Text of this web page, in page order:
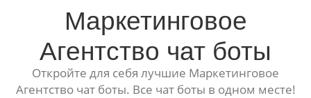
Маркетинговое
Агентство чат боты
Откройте для себя лучшие Маркетинговое
Агентство чат боты. Все чат боты в одном месте!